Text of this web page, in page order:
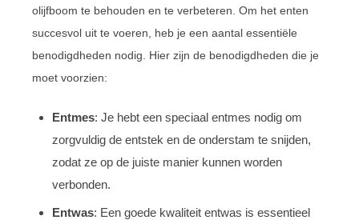
olijfboom te behouden en te verbeteren. Om het enten
succesvol uit te voeren, heb je een aantal essentiële
benodigdheden nodig. Hier zijn de benodigdheden die je
moet voorzien:
Entmes: Je hebt een speciaal entmes nodig om
zorgvuldig de entstek en de onderstam te snijden,
zodat ze op de juiste manier kunnen worden
verbonden.
Entwas: Een goede kwaliteit entwas is essentieel